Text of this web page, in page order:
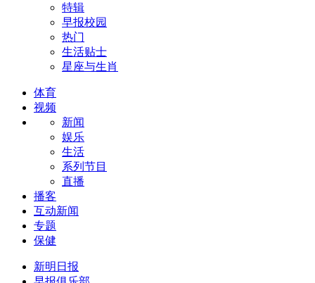
特辑
早报校园
热门
生活贴士
星座与生肖
体育
视频
新闻
娱乐
生活
系列节目
直播
播客
互动新闻
专题
保健
新明日报